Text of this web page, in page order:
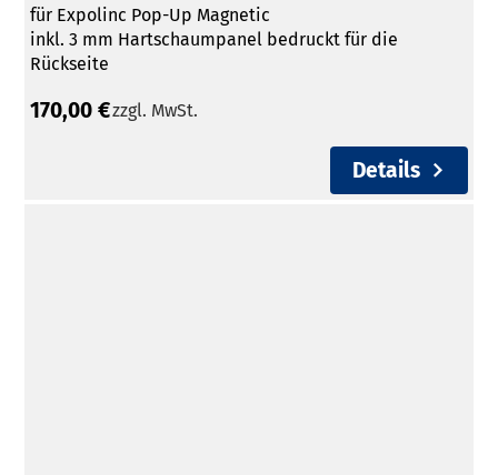
für Expolinc Pop-Up Magnetic
inkl. 3 mm Hartschaumpanel bedruckt für die
Rückseite
170,00 €zzgl. MwSt.
Details